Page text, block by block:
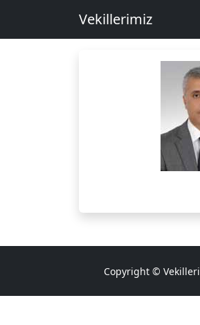
Vekillerimiz
Copyright ©